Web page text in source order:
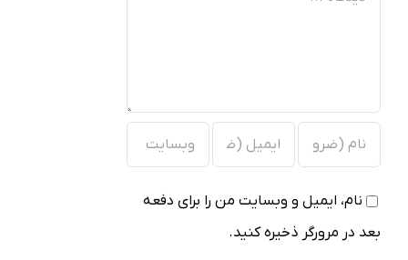
نام، ایمیل و وبسایت من را برای دفعه
بعد در مرورگر ذخیره کنید.